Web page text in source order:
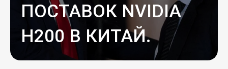
ПОСТАВОК NVIDIA
H200 В КИТАЙ.